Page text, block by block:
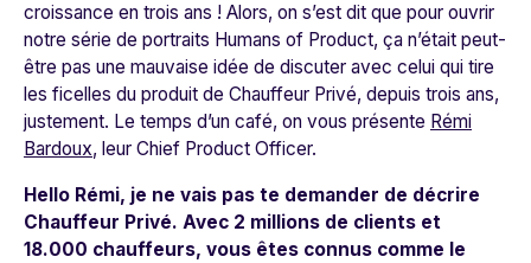
croissance en trois ans ! Alors, on s’est dit que pour ouvrir
notre série de portraits Humans of Product, ça n’était peut-
être pas une mauvaise idée de discuter avec celui qui tire
les ficelles du produit de Chauffeur Privé, depuis trois ans,
justement. Le temps d’un café, on vous présente Rémi
Bardoux, leur Chief Product Officer.
Hello Rémi, je ne vais pas te demander de décrire
Chauffeur Privé. Avec 2 millions de clients et
18.000 chauffeurs, vous êtes connus comme le